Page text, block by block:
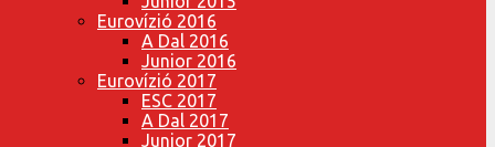
Eurovízió 2016
A Dal 2016
Junior 2016
Eurovízió 2017
ESC 2017
A Dal 2017
Junior 2017